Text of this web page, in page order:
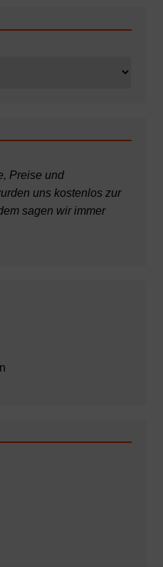
Preise und
uns kostenlos zur
sagen wir immer